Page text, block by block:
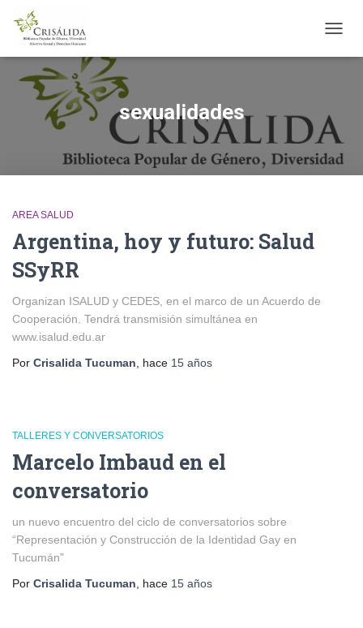
MODO
sexualidades
AREA SALUD
Argentina, hoy y futuro: Salud
SSyRR
Organizan ISALUD y CEDES, en el marco de un Acuerdo de
Cooperación. Tendrá transmisión simultánea en
www.isalud.edu.ar
Por Crisalida Tucuman , hace 15 años
TALLERES Y CONVERSATORIOS
Marcelo Imbaud en el
conversatorio
un nuevo encuentro del ciclo de conversatorios sobre
“Representación y Construcción de la Identidad Gay en
Tucumán”
Por Crisalida Tucuman , hace 15 años